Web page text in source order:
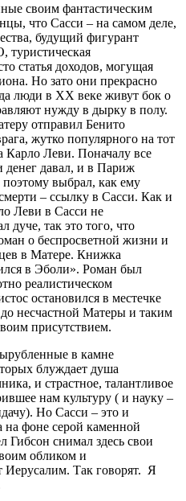
своим фантастическим
что Сасси – на самом деле,
будущий фигурант
статья доходов, могущая
Но зато они прекрасно
люди в ХХ веке живут бок о
нужду в дырку в полу.
отправил Бенито
жутко популярного на тот
Карло Леви. Поначалу все
денег давал, и в Париж
поэтому выбрал, как ему
– ссылку в Сасси. Как и
Леви в Сасси не
дуче, так это того, что
о беспросветной жизни и
в Матере. Книжка
в Эболи». Роман был
реалистическом
остановился в местечке
несчастной Матеры и таким
присутствием.
в камне
блуждает душа
и страстное, талантливое
нам культуру ( и науку –
Но Сасси – это и
на фоне серой каменной
снимал здесь свои
обликом и
Иерусалим. Так говорят. Я